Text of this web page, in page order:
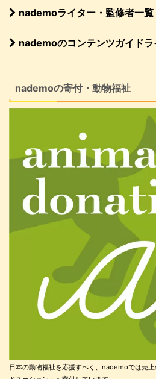
nademoライター・監修者一覧
nademoのコンテンツガイドラ
nademoの寄付・動物福祉
日本の動物福祉を応援すべく、nademoでは売